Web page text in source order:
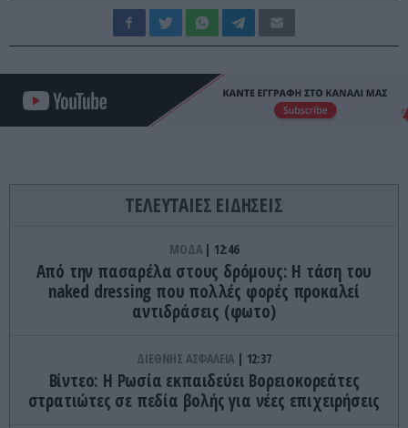
ΤΕΛΕΥΤΑΙΕΣ ΕΙΔΗΣΕΙΣ
ΜΟΔΑ 12:46
Από την πασαρέλα στους δρόμους: Η τάση του
naked dressing που πολλές φορές προκαλεί
αντιδράσεις (φωτο)
ΔΙΕΘΝΗΣ ΑΣΦΑΛΕΙΑ 12:37
Βίντεο: Η Ρωσία εκπαιδεύει Βορειοκορεάτες
στρατιώτες σε πεδία βολής για νέες επιχειρήσεις